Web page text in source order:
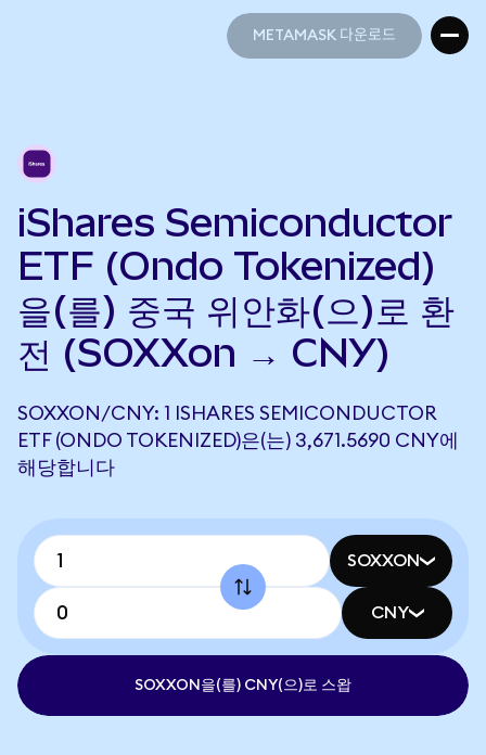
METAMASK 다운로드
iShares Semiconductor
ETF (Ondo Tokenized)
을(를) 중국 위안화(으)로 환
전 (SOXXon → CNY)
SOXXON/CNY: 1 ISHARES SEMICONDUCTOR
ETF (ONDO TOKENIZED)은(는) 3,671.5690 CNY에
해당합니다
SOXXON
CNY
SOXXON을(를) CNY(으)로 스왑